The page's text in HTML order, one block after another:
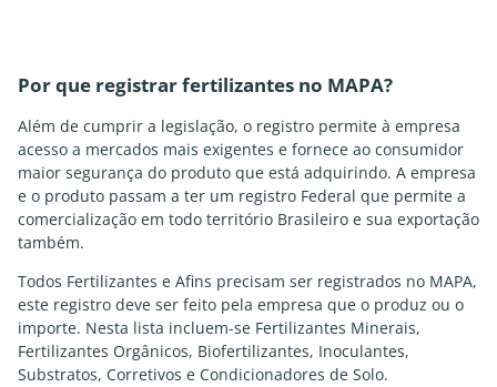
Por que registrar fertilizantes no MAPA?
Além de cumprir a legislação, o registro permite à empresa
acesso a mercados mais exigentes e fornece ao consumidor
maior segurança do produto que está adquirindo. A empresa
e o produto passam a ter um registro Federal que permite a
comercialização em todo território Brasileiro e sua exportação
também.
Todos Fertilizantes e Afins precisam ser registrados no MAPA,
este registro deve ser feito pela empresa que o produz ou o
importe. Nesta lista incluem-se Fertilizantes Minerais,
Fertilizantes Orgânicos, Biofertilizantes, Inoculantes,
Substratos, Corretivos e Condicionadores de Solo.